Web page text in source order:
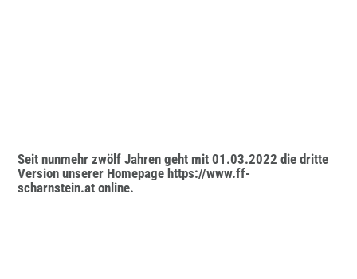
Seit nunmehr zwölf Jahren geht mit 01.03.2022 die dritte
Version unserer Homepage https://www.ff-
scharnstein.atonline.